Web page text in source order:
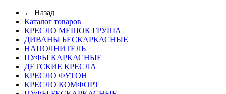
← Назад
Каталог товаров
КРЕСЛО МЕШОК ГРУША
ДИВАНЫ БЕСКАРКАСНЫЕ
НАПОЛНИТЕЛЬ
ПУФЫ КАРКАСНЫЕ
ДЕТСКИЕ КРЕСЛА
КРЕСЛО ФУТОН
КРЕСЛО КОМФОРТ